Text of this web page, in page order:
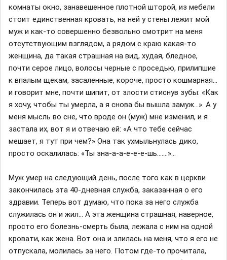
комнаты окно, занавешенное плотной шторой, из мебели
стоит единственная кровать, на ней у стены лежит мой
муж и как-то совершенно безвольно смотрит на меня
отсутствующим взглядом, а рядом с краю какая-то
женщина, да такая страшная на вид, худая, бледное,
почти серое лицо, волосы черные с проседью, прилипшие
к впалым щекам, засаленные, короче, просто кошмарная…
и говорит мне, почти шипит, от злости стиснув зубы: «Как
я хочу, чтобы ты умерла, а я снова бы вышла замуж…». А у
меня мысль во сне, что вроде он (муж) мне изменил, и я
застала их, вот я и отвечаю ей: «А что тебе сейчас
мешает, я тут при чем?» Она так ухмыльнулась дико,
просто оскалилась: «Ты зна-а-а-е-е-е-шь…….»…
Муж умер на следующий день, после того как в церкви
закончилась эта 40-дневная служба, заказанная о его
здравии. Теперь вот думаю, что пока за него служба
служилась он и жил… А эта женщина страшная, наверное,
просто его болезнь-смерть была, лежала с ним на одной
кровати, как жена. Вот она и злилась на меня, что я его не
отпускала, молилась за него. Потом где-то прочитала,